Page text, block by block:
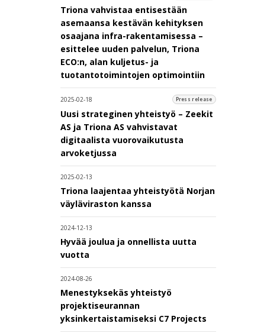
Triona vahvistaa entisestään
asemaansa kestävän kehityksen
osaajana infra-rakentamisessa –
esittelee uuden palvelun, Triona
ECO:n, alan kuljetus- ja
tuotantotoimintojen optimointiin
2025-02-18 Press release
Uusi strateginen yhteistyö – Zeekit
AS ja Triona AS vahvistavat
digitaalista vuorovaikutusta
arvoketjussa
2025-02-13
Triona laajentaa yhteistyötä Norjan
väyläviraston kanssa
2024-12-13
Hyvää joulua ja onnellista uutta
vuotta
2024-08-26
Menestyksekäs yhteistyö
projektiseurannan
yksinkertaistamiseksi C7 Projects